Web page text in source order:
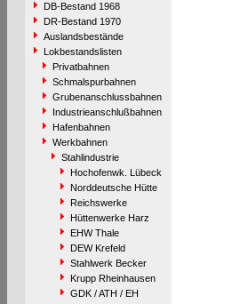
DB-Bestand 1968
DR-Bestand 1970
Auslandsbestände
Lokbestandslisten
Privatbahnen
Schmalspurbahnen
Grubenanschlussbahnen
Industrieanschlußbahnen
Hafenbahnen
Werkbahnen
Stahlindustrie
Hochofenwk. Lübeck
Norddeutsche Hütte
Reichswerke
Hüttenwerke Harz
EHW Thale
DEW Krefeld
Stahlwerk Becker
Krupp Rheinhausen
GDK / ATH / EH